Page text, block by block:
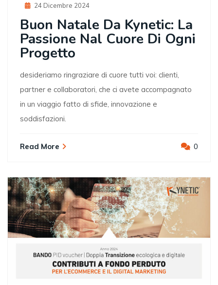
Posted
24 Dicembre 2024
Buon Natale Da Kynetic: La
Passione Nal Cuore Di Ogni
Progetto
desideriamo ringraziare di cuore tutti voi: clienti,
partner e collaboratori, che ci avete accompagnato
in un viaggio fatto di sfide, innovazione e
soddisfazioni.
Read More 0